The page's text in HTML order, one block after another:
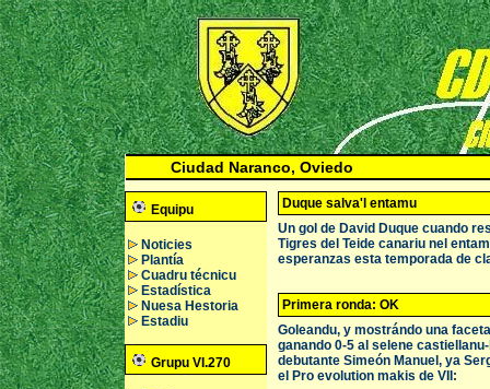
Ciudad Naranco, Oviedo
Equipu
Noticies
Plantía
Cuadru técnicu
Estadística
Nuesa Hestoria
Estadiu
Grupu VI.270
Duque salva'l entamu
Un gol de David Duque cuando
Tigres del Teide canariu nel
esperanzas esta temporada de
Primera ronda: OK
Goleandu, y mostrándo una
ganando 0-5 al selene
debutante Simeón Manuel, ya
el Pro evolution makis de VII: